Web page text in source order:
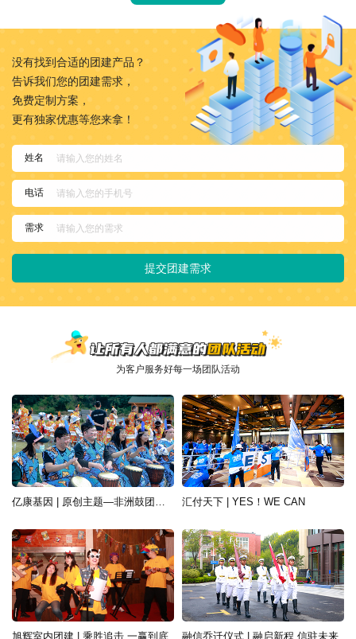
没有找到合适的团建产品？
告诉我们您的团建需求，
免费定制方案，
更有独家优惠等您来拿！
姓名
电话
需求
提交团建需求
为客户服务好每一场团队活动
汇付天下 | YES！WE CAN
旭辉室内团建 | 乘胜追击 一赢到底 融信乔迁仪式 | 融启新程 信驻未来